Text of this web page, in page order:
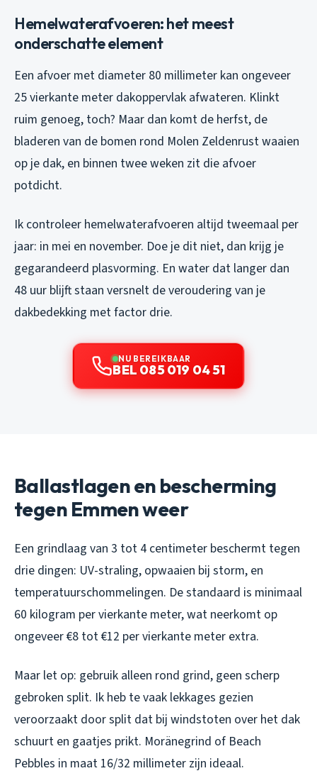
Hemelwaterafvoeren: het meest
onderschatte element
Een afvoer met diameter 80 millimeter kan ongeveer
25 vierkante meter dakoppervlak afwateren. Klinkt
ruim genoeg, toch? Maar dan komt de herfst, de
bladeren van de bomen rond Molen Zeldenrust waaien
op je dak, en binnen twee weken zit die afvoer
potdicht.
Ik controleer hemelwaterafvoeren altijd tweemaal per
jaar: in mei en november. Doe je dit niet, dan krijg je
gegarandeerd plasvorming. En water dat langer dan
48 uur blijft staan versnelt de veroudering van je
dakbedekking met factor drie.
NU BEREIKBAAR
BEL 085 019 04 51
Ballastlagen en bescherming
tegen Emmen weer
Een grindlaag van 3 tot 4 centimeter beschermt tegen
drie dingen: UV-straling, opwaaien bij storm, en
temperatuurschommelingen. De standaard is minimaal
60 kilogram per vierkante meter, wat neerkomt op
ongeveer €8 tot €12 per vierkante meter extra.
Maar let op: gebruik alleen rond grind, geen scherp
gebroken split. Ik heb te vaak lekkages gezien
veroorzaakt door split dat bij windstoten over het dak
schuurt en gaatjes prikt. Moränegrind of Beach
Pebbles in maat 16/32 millimeter zijn ideaal.